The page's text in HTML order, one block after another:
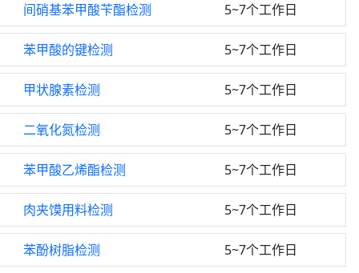
间硝基苯甲酸苄酯检测 5~7个工作日
苯甲酸的键检测 5~7个工作日
甲状腺素检测 5~7个工作日
二氧化氮检测 5~7个工作日
苯甲酸乙烯酯检测 5~7个工作日
肉夹馍用料检测 5~7个工作日
苯酚树脂检测 5~7个工作日